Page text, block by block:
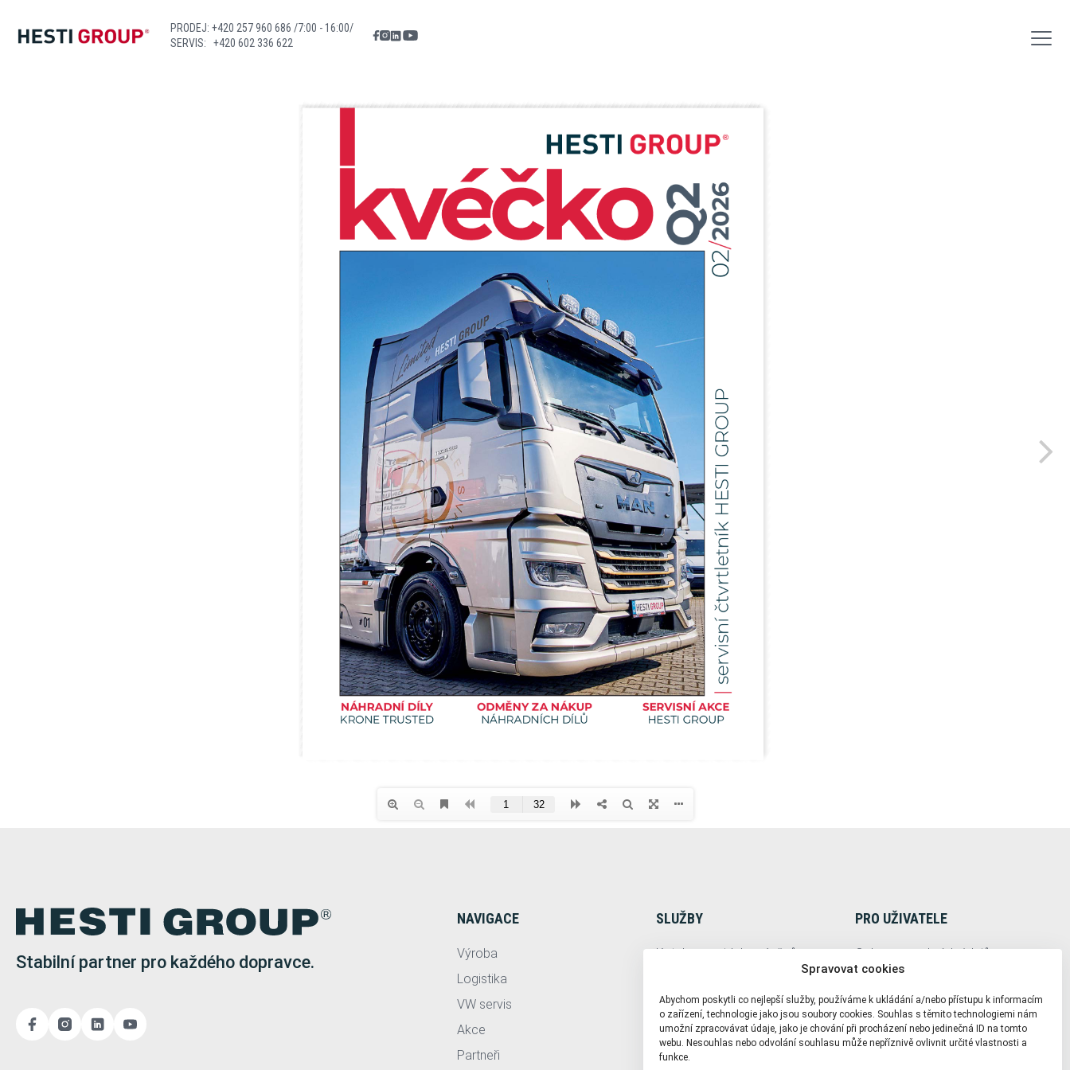
Spravovat cookies
Abychom poskytli co nejlepší služby, používáme k ukládání a/nebo přístupu k informacím
o zařízení, technologie jako jsou soubory cookies. Souhlas s těmito technologiemi nám
umožní zpracovávat údaje, jako je chování při procházení nebo jedinečná ID na tomto
webu. Nesouhlas nebo odvolání souhlasu může nepříznivě ovlivnit určité vlastnosti a
funkce.
PRODEJ: +420 257 960 686 /7:00 - 16:00/
SERVIS:
+420 602 336 622
Výroba
Logistika
VW Servis
Akce
Kontakt
Nabídka nových vozů
Nabídka ojetých vozů
Servis
Zastupované značky
HESTI Group
Síla partnerství
Magazín
Stabilní partner pro každého dopravce.
NAVIGACE
Výroba
Logistika
VW servis
Akce
Partneři
SLUŽBY
Katalog vozidel a návěsů
HESTI Group
PRO UŽIVATELE
Ochrana osobních údajů
+420 721 951 141
+420 721 951 141